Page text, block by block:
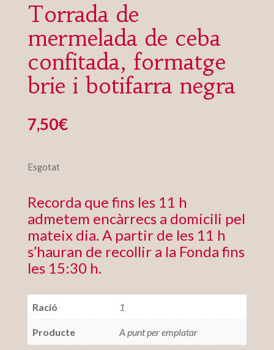
Torrada de
mermelada de ceba
confitada, formatge
brie i botifarra negra
7,50€
Esgotat
Recorda que fins les 11 h
admetem encàrrecs a domicili pel
mateix dia. A partir de les 11 h
s’hauran de recollir a la Fonda fins
les 15:30 h.
Ració 1
Producte A punt per emplatar